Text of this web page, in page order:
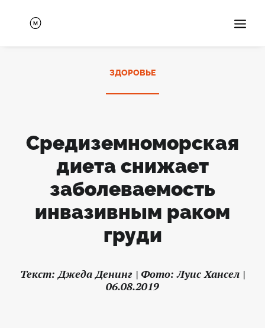
Блог
Курсы
FAQ
Search
ЗДОРОВЬЕ
Средиземноморская
диета снижает
заболеваемость
инвазивным раком
груди
Текст: Джеда Денинг | Фото: Луис Хансел |
06.08.2019